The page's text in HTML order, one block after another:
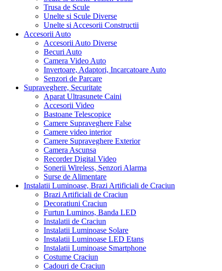
Trusa de Scule
Unelte si Scule Diverse
Unelte si Accesorii Constructii
Accesorii Auto
Accesorii Auto Diverse
Becuri Auto
Camera Video Auto
Invertoare, Adaptori, Incarcatoare Auto
Senzori de Parcare
Supraveghere, Securitate
Aparat Ultrasunete Caini
Accesorii Video
Bastoane Telescopice
Camere Supraveghere False
Camere video interior
Camere Supraveghere Exterior
Camera Ascunsa
Recorder Digital Video
Sonerii Wireless, Senzori Alarma
Surse de Alimentare
Instalatii Luminoase, Brazi Artificiali de Craciun
Brazi Artificiali de Craciun
Decoratiuni Craciun
Furtun Luminos, Banda LED
Instalatii de Craciun
Instalatii Luminoase Solare
Instalatii Luminoase LED Etans
Instalatii Luminoase Smartphone
Costume Craciun
Cadouri de Craciun